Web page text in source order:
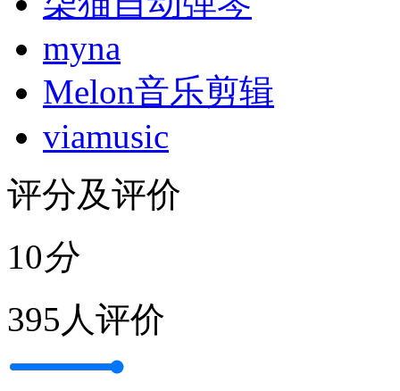
myna
Melon音乐剪辑
viamusic
评分及评价
10分
395人评价